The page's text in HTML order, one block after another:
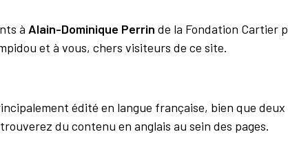
à Alain-Dominique Perrin de la Fondation Cartier
et à vous, chers visiteurs de ce site.
édité en langue française, bien que
du contenu en anglais au sein des pages.
Retour à la liste
Le